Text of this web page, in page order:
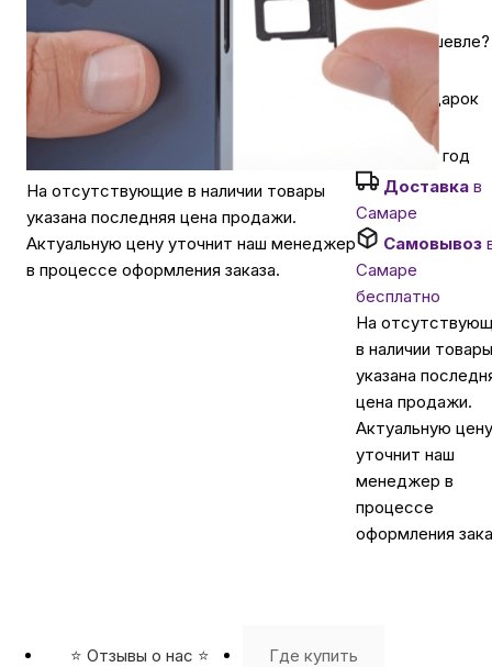
Для домашних питомцев
Умный дом и безопасность
Автомобильные аксессуары
Сервисный центр Apple в Самаре
Подарочные сертификаты
На отсутствующие в наличии товары
указана последняя цена продажи.
Актуальную цену уточнит наш менеджер
в процессе оформления заказа.
Нашли дешевле?
Хочу в подарок
Гарантия 1 год
Доставка в
Самаре
Самовывоз
Самаре
бесплатно
На
в наличии товары
указана
цена продажи.
Актуальную цену
уточнит наш
менеджер в
процессе
оформления
⭐️ Отзывы о нас ⭐️ Где купить